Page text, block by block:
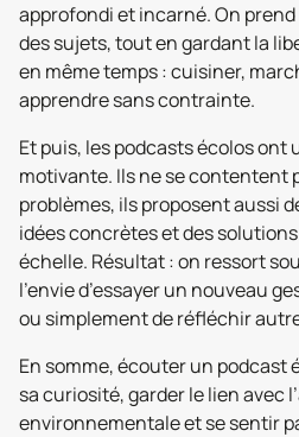
approfondi et incarné. On prend
des sujets, tout en gardant la
en même temps : cuisiner,
apprendre sans contrainte.
Et puis, les podcasts écolos ont
motivante. Ils ne se contentent
problèmes, ils proposent aussi
idées concrètes et des
échelle. Résultat : on ressort
l’envie d’essayer un nouveau
ou simplement de réfléchir
En somme, écouter un podcast
sa curiosité, garder le lien avec
environnementale et se sentir